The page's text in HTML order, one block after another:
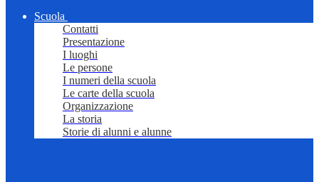
Scuola
Contatti
Presentazione
I luoghi
Le persone
I numeri della scuola
Le carte della scuola
Organizzazione
La storia
Storie di alunni e alunne